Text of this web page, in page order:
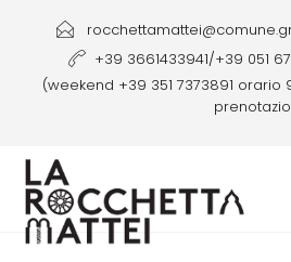
+39 3661433941/+39 051
(weekend +39 351 7373891 orario